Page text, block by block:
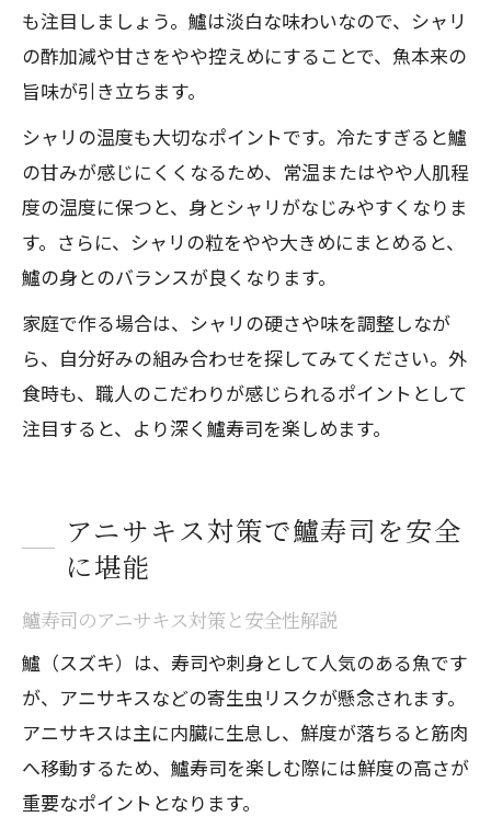
も注目しましょう。鱸は淡白な味わいなので、シャリ
の酢加減や甘さをやや控えめにすることで、魚本来の
旨味が引き立ちます。
シャリの温度も大切なポイントです。冷たすぎると鱸
の甘みが感じにくくなるため、常温またはやや人肌程
度の温度に保つと、身とシャリがなじみやすくなりま
す。さらに、シャリの粒をやや大きめにまとめると、
鱸の身とのバランスが良くなります。
家庭で作る場合は、シャリの硬さや味を調整しなが
ら、自分好みの組み合わせを探してみてください。外
食時も、職人のこだわりが感じられるポイントとして
注目すると、より深く鱸寿司を楽しめます。
アニサキス対策で鱸寿司を安全
に堪能
鱸寿司のアニサキス対策と安全性解説
鱸（スズキ）は、寿司や刺身として人気のある魚です
が、アニサキスなどの寄生虫リスクが懸念されます。
アニサキスは主に内臓に生息し、鮮度が落ちると筋肉
へ移動するため、鱸寿司を楽しむ際には鮮度の高さが
重要なポイントとなります。